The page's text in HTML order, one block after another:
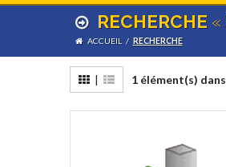
RECHERCHE «
ACCUEIL / RECHERCHE
| 1 élément(s)